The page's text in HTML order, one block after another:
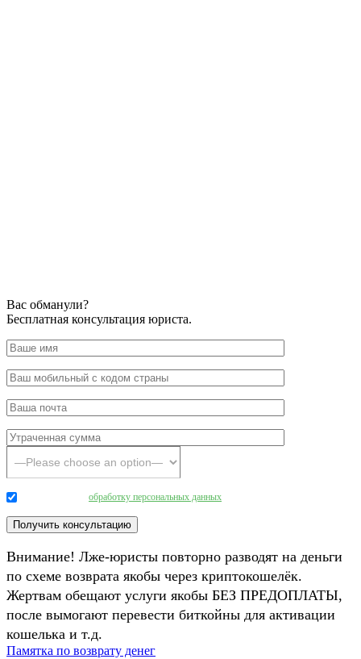
Вас обманули?
Бесплатная консультация юриста.
обработку персональных данных
Внимание! Лже-юристы повторно разводят на деньги
по схеме возврата якобы через криптокошелёк.
Жертвам обещают услуги якобы БЕЗ ПРЕДОПЛАТЫ,
после вымогают перевести биткойны для активации
кошелька и т.д.
Памятка по возврату денег